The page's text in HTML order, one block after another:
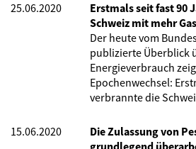
25.06.2020
Erstmals seit fast 90
Schweiz mit mehr
Der heute vom
publizierte Überblick
Energieverbrauch
Epochenwechsel:
verbrannte die
15.06.2020
Die Zulassung von
grundlegend